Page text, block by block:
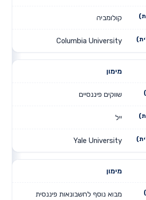
קולומביה
Columbia University
מימון
שווקים פיננסיים
ייל
Yale University
מימון
מבוא נוסף לחשבונאות פיננסית